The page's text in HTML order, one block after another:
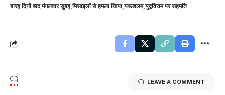
बारह दिनों बाद मंगलवार सुबह मिसाइलों से हमला किया यरूशलम युद्वविराम पर सहमति
LEAVE A COMMENT